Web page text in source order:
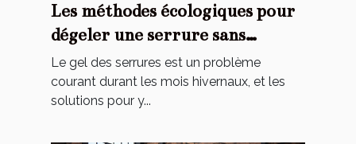
Les méthodes écologiques pour
dégeler une serrure sans
endommager l'environnement
Le gel des serrures est un problème
courant durant les mois hivernaux, et les
solutions pour y...